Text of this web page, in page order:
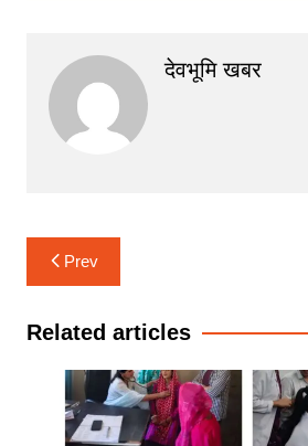
देवभूमि खबर
Post
navigation
Prev
Related articles